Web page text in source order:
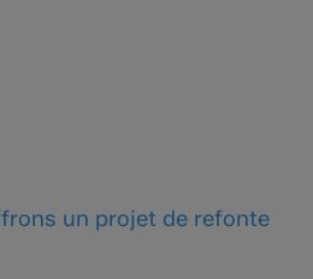
un projet de refonte